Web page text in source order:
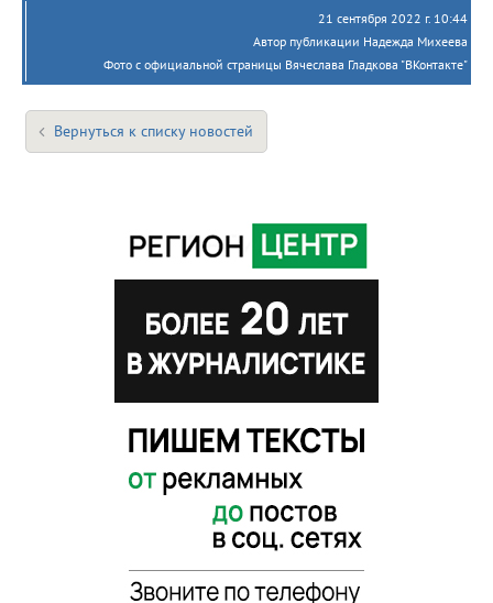
21 сентября 2022 г. 10:44
Автор публикации Надежда Михеева
Фото с официальной страницы Вячеслава Гладкова "ВКонтакте"
Вернуться к списку новостей